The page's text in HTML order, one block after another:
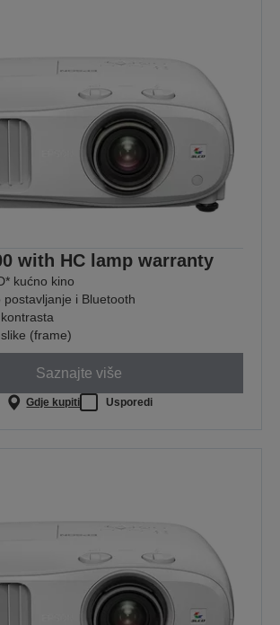
with HC lamp warranty
kućno kino
i Bluetooth
(frame)
Saznajte više
Gdje kupiti Usporedi